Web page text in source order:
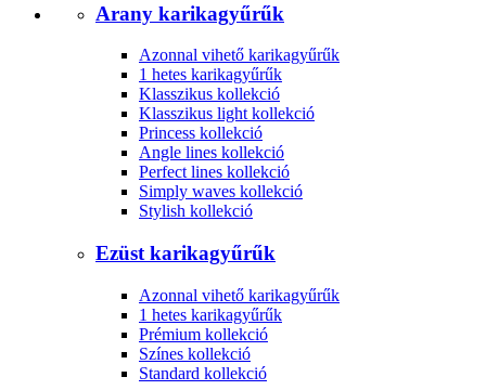
Arany karikagyűrűk
Azonnal vihető karikagyűrűk
1 hetes karikagyűrűk
Klasszikus kollekció
Klasszikus light kollekció
Princess kollekció
Angle lines kollekció
Perfect lines kollekció
Simply waves kollekció
Stylish kollekció
Ezüst karikagyűrűk
Azonnal vihető karikagyűrűk
1 hetes karikagyűrűk
Prémium kollekció
Színes kollekció
Standard kollekció